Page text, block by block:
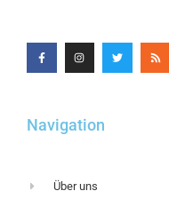
Navigation
Über uns